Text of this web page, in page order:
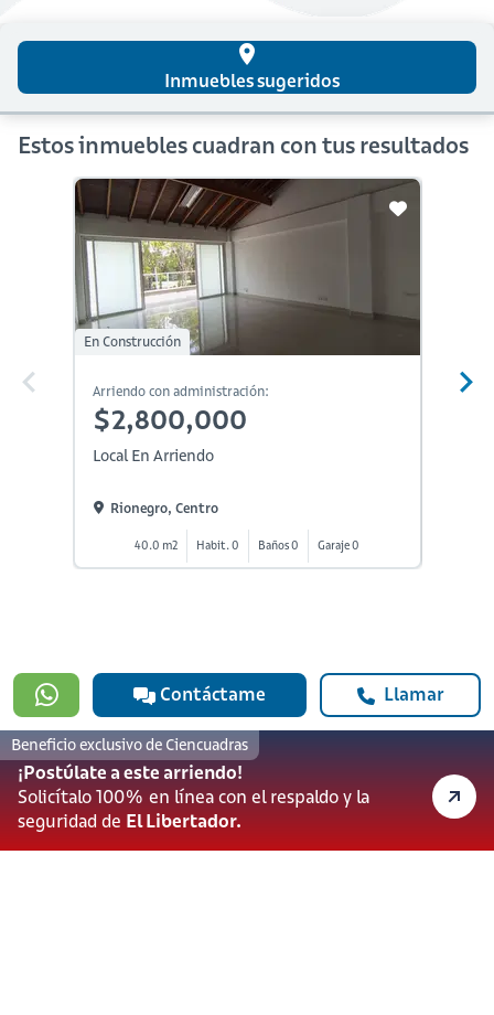
Contáctame Llamar
Beneficio exclusivo de Ciencuadras
¡Postúlate a este arriendo!
Solicítalo 100% en línea con el respaldo y la
seguridad de El Libertador.
place
Inmuebles sugeridos
Estos inmuebles cuadran con tus resultados
En Construcción
Arriendo con administración:
$2,800,000
Local En Arriendo
Rionegro, Centro
40.0 m2 Habit. 0 Baños 0 Garaje 0
#923
lineadesoporte923@serviciosbolivar.com
Canales de preferencia